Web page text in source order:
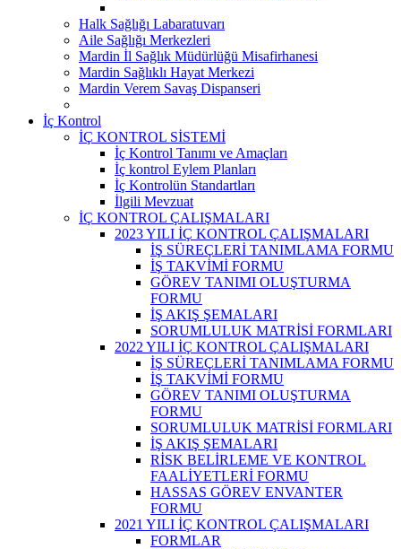
Halk Sağlığı Labaratuvarı
Aile Sağlığı Merkezleri
Mardin İl Sağlık Müdürlüğü Misafirhanesi
Mardin Sağlıklı Hayat Merkezi
Mardin Verem Savaş Dispanseri
İç Kontrol
İÇ KONTROL SİSTEMİ
İç Kontrol Tanımı ve Amaçları
İç kontrol Eylem Planları
İç Kontrolün Standartları
İlgili Mevzuat
İÇ KONTROL ÇALIŞMALARI
2023 YILI İÇ KONTROL ÇALIŞMALARI
İŞ SÜREÇLERİ TANIMLAMA FORMU
İŞ TAKVİMİ FORMU
GÖREV TANIMI OLUŞTURMA
FORMU
İŞ AKIŞ ŞEMALARI
SORUMLULUK MATRİSİ FORMLARI
2022 YILI İÇ KONTROL ÇALIŞMALARI
İŞ SÜREÇLERİ TANIMLAMA FORMU
İŞ TAKVİMİ FORMU
GÖREV TANIMI OLUŞTURMA
FORMU
SORUMLULUK MATRİSİ FORMLARI
İŞ AKIŞ ŞEMALARI
RİSK BELİRLEME VE KONTROL
FAALİYETLERİ FORMU
HASSAS GÖREV ENVANTER
FORMU
2021 YILI İÇ KONTROL ÇALIŞMALARI
FORMLAR